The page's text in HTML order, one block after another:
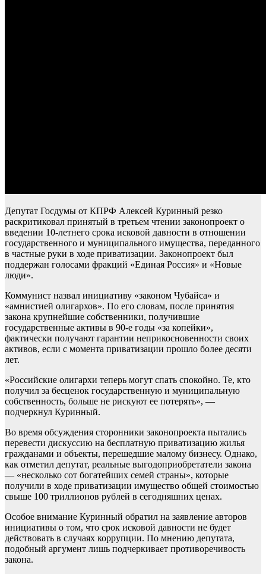
Депутат Госдумы от КПРФ Алексей Куринный резко
раскритиковал принятый в третьем чтении законопроект о
введении 10-летнего срока исковой давности в отношении
государственного и муниципального имущества, переданного
в частные руки в ходе приватизации. Законопроект был
поддержан голосами фракций «Единая Россия» и «Новые
люди».
Коммунист назвал инициативу «законом Чубайса» и
«амнистией олигархов». По его словам, после принятия
закона крупнейшие собственники, получившие
государственные активы в 90-е годы «за копейки»,
фактически получают гарантии неприкосновенности своих
активов, если с момента приватизации прошло более десяти
лет.
«Российские олигархи теперь могут спать спокойно. Те, кто
получил за бесценок государственную и муниципальную
собственность, больше не рискуют ее потерять», —
подчеркнул Куринный.
Во время обсуждения сторонники законопроекта пытались
перевести дискуссию на бесплатную приватизацию жилья
гражданами и объекты, перешедшие малому бизнесу. Однако,
как отметил депутат, реальные выгодоприобретатели закона
— «несколько сот богатейших семей страны», которые
получили в ходе приватизации имущество общей стоимостью
свыше 100 триллионов рублей в сегодняшних ценах.
Особое внимание Куринный обратил на заявление авторов
инициативы о том, что срок исковой давности не будет
действовать в случаях коррупции. По мнению депутата,
подобный аргумент лишь подчеркивает противоречивость
закона.